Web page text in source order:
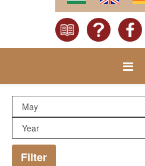
Filter